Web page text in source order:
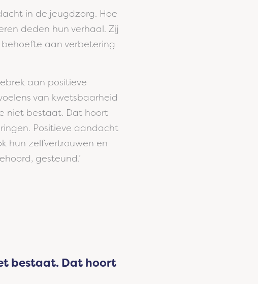
in de jeugdzorg. Hoe
deden hun verhaal. Zij
aan verbetering
aan positieve
van kwetsbaarheid
niet bestaat. Dat hoort
Positieve aandacht
hun zelfvertrouwen en
gesteund.’
bestaat. Dat hoort